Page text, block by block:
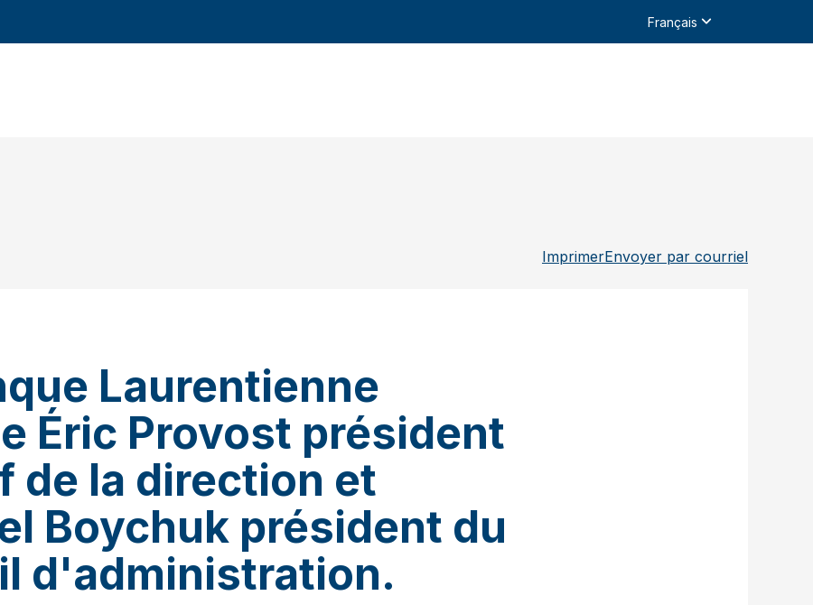
Français
ImprimerEnvoyer par courriel
Laurentienne
Éric Provost président
de la direction et
Boychuk président du
d'administration.